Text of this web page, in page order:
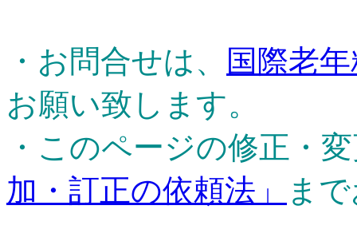
・お問合せは、
国際老
お願い致します。
・このページの修正・
加・訂正の依頼法」
ま